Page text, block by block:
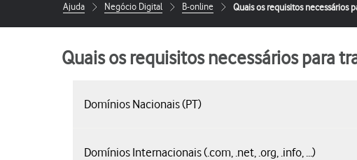
Ajuda Negócio Digital B-online Quais os requisitos necessários
Quais os requisitos necessários para
Domínios Nacionais (PT)
Domínios Internacionais (.com, .net, .org, .info, ...)